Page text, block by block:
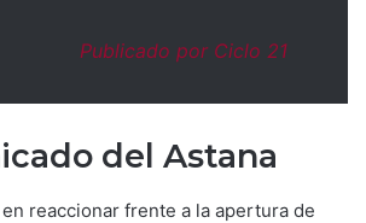
Publicado por Ciclo 21
del Astana
reaccionar frente a la apertura de